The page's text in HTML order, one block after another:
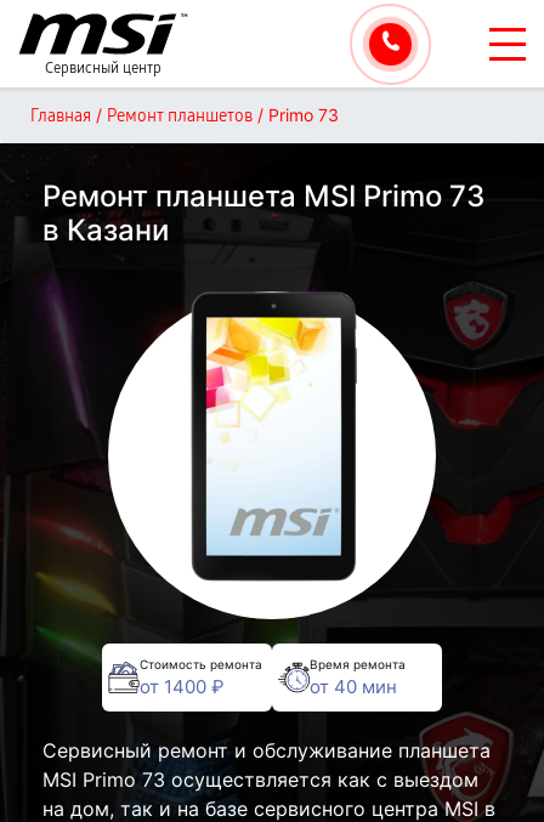
Сервисный центр
Главная / Ремонт планшетов / Primo 73
Ремонт планшета MSI Primo 73
в Казани
Стоимость ремонта
от 1400 ₽
Время ремонта
от 40 мин
Сервисный ремонт и обслуживание планшета
MSI Primo 73 осуществляется как с выездом
на дом, так и на базе сервисного центра MSI в